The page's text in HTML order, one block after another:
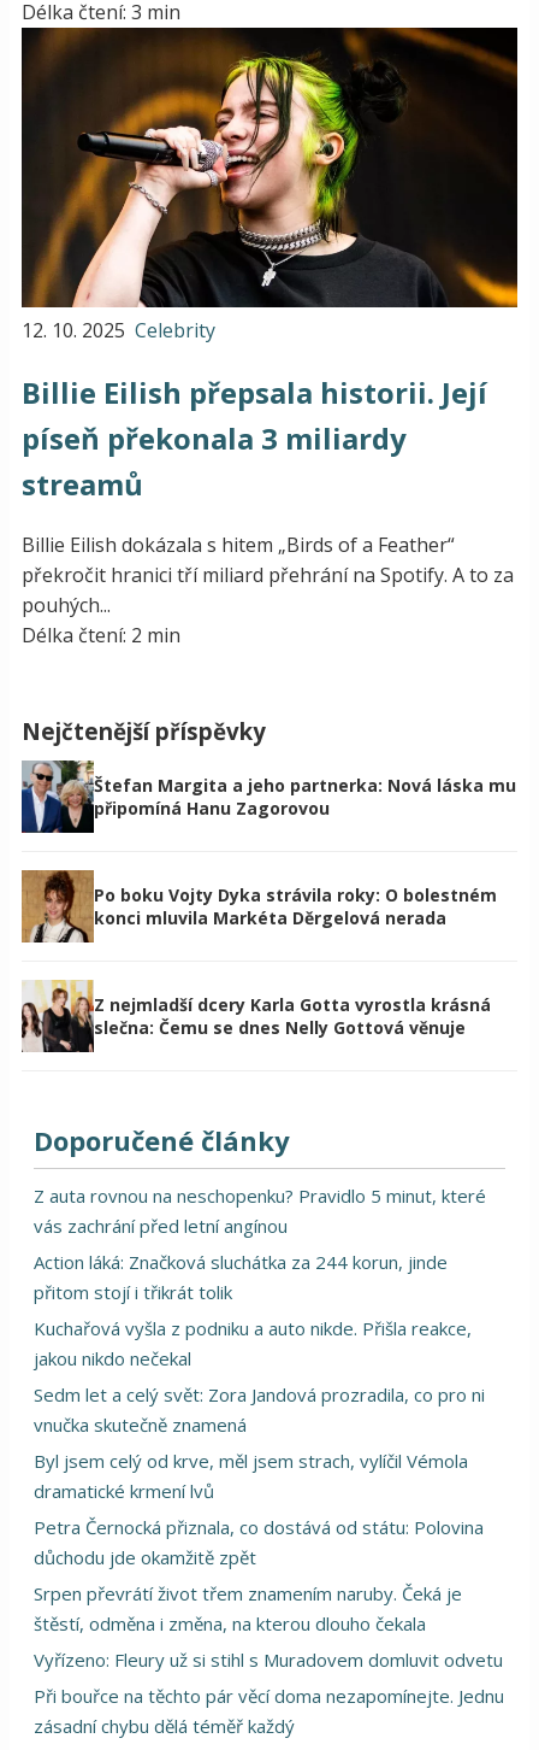
Délka čtení: 3 min
12. 10. 2025 Celebrity
Billie Eilish přepsala historii. Její
píseň překonala 3 miliardy
streamů
Billie Eilish dokázala s hitem „Birds of a Feather“
překročit hranici tří miliard přehrání na Spotify. A to za
pouhých...
Délka čtení: 2 min
Nejčtenější příspěvky
Štefan Margita a jeho partnerka: Nová láska mu
připomíná Hanu Zagorovou
Po boku Vojty Dyka strávila roky: O bolestném
konci mluvila Markéta Děrgelová nerada
Z nejmladší dcery Karla Gotta vyrostla krásná
slečna: Čemu se dnes Nelly Gottová věnuje
Doporučené články
Z auta rovnou na neschopenku? Pravidlo 5 minut, které
vás zachrání před letní angínou
Action láká: Značková sluchátka za 244 korun, jinde
přitom stojí i třikrát tolik
Kuchařová vyšla z podniku a auto nikde. Přišla reakce,
jakou nikdo nečekal
Sedm let a celý svět: Zora Jandová prozradila, co pro ni
vnučka skutečně znamená
Byl jsem celý od krve, měl jsem strach, vylíčil Vémola
dramatické krmení lvů
Petra Černocká přiznala, co dostává od státu: Polovina
důchodu jde okamžitě zpět
Srpen převrátí život třem znamením naruby. Čeká je
štěstí, odměna i změna, na kterou dlouho čekala
Vyřízeno: Fleury už si stihl s Muradovem domluvit odvetu
Při bouřce na těchto pár věcí doma nezapomínejte. Jednu
zásadní chybu dělá téměř každý